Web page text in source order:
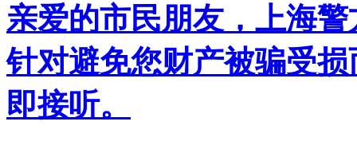
亲爱的市民朋友，上海
针对避免您财产被骗受
即接听。